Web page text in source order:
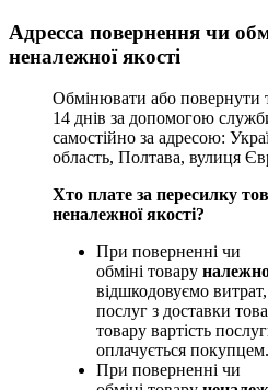
Адресса повернення чи
неналежної якості
Обмінювати або повернути
14 днів за допомогою
самостійно за адресою:
область, Полтава, вулиця
Хто плате за пересилку
неналежної якості?
При поверненні чи
обміні товару
відшкодовуємо
послуг з доставки
товару вартість
оплачується покупцем.
При поверненні чи